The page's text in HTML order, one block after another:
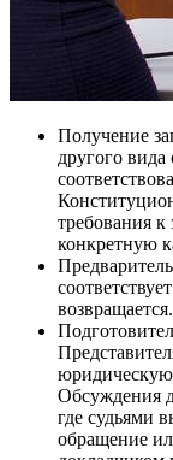
Получение
другого
требования к
конкретную
возвращается.
юридическую
Обсуждения
где судьями
обращение